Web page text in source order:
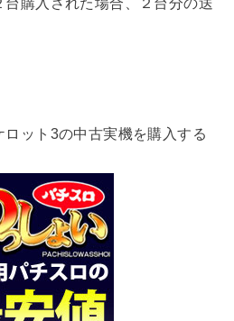
ロット3の中古実機を購入する